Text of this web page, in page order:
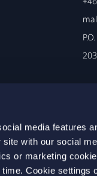
media features
with our social
or marketing
Cookie settings